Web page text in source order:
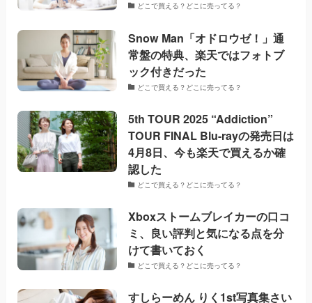
どこで買える？どこに売ってる？
Snow Man「オドロウゼ！」通
常盤の特典、楽天ではフォトブ
ック付きだった
どこで買える？どこに売ってる？
5th TOUR 2025 “Addiction”
TOUR FINAL Blu-rayの発売日は
4月8日、今も楽天で買えるか確
認した
どこで買える？どこに売ってる？
Xboxストームブレイカーの口コ
ミ、良い評判と気になる点を分
けて書いておく
どこで買える？どこに売ってる？
すしらーめん りく1st写真集さい